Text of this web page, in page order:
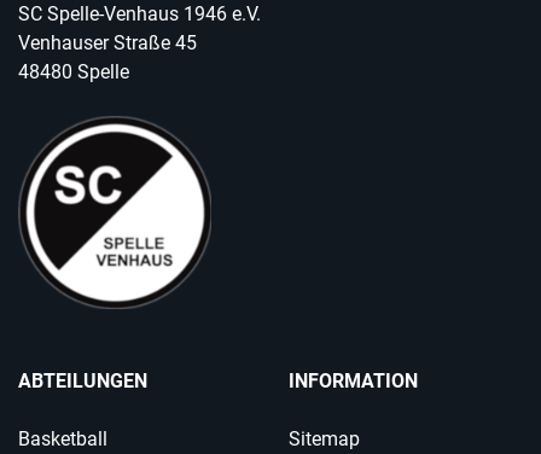
SC Spelle-Venhaus 1946 e.V.
Venhauser Straße 45
48480 Spelle
ABTEILUNGEN
Basketball
INFORMATION
Sitemap